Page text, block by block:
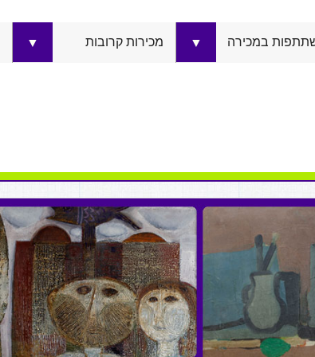
במכירה ▼ מכירות קרובות ▼